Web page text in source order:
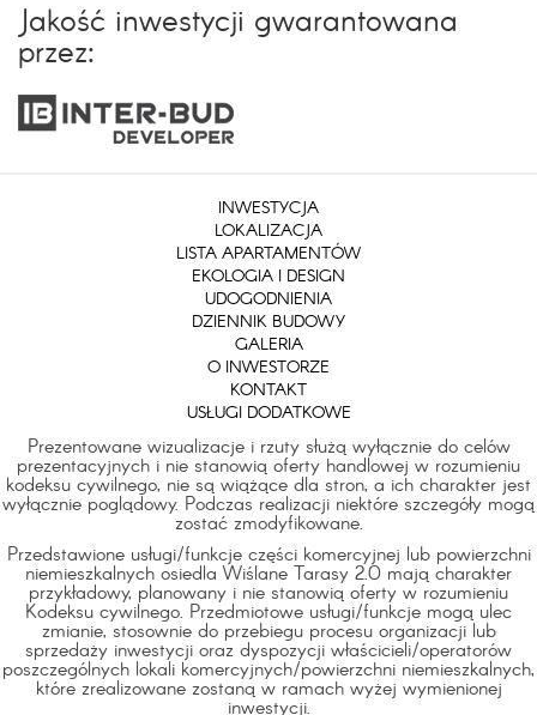
Jakość inwestycji gwarantowana
przez:
INWESTYCJA
LOKALIZACJA
LISTA APARTAMENTÓW
EKOLOGIA I DESIGN
UDOGODNIENIA
DZIENNIK BUDOWY
GALERIA
O INWESTORZE
KONTAKT
USŁUGI DODATKOWE
Prezentowane wizualizacje i rzuty służą wyłącznie do celów
prezentacyjnych i nie stanowią oferty handlowej w rozumieniu
kodeksu cywilnego, nie są wiążące dla stron, a ich charakter jest
wyłącznie poglądowy. Podczas realizacji niektóre szczegóły mogą
zostać zmodyfikowane.
Przedstawione usługi/funkcje części komercyjnej lub powierzchni
niemieszkalnych osiedla Wiślane Tarasy 2.0 mają charakter
przykładowy, planowany i nie stanowią oferty w rozumieniu
Kodeksu cywilnego. Przedmiotowe usługi/funkcje mogą ulec
zmianie, stosownie do przebiegu procesu organizacji lub
sprzedaży inwestycji oraz dyspozycji właścicieli/operatorów
poszczególnych lokali komercyjnych/powierzchni niemieszkalnych,
które zrealizowane zostaną w ramach wyżej wymienionej
inwestycji.